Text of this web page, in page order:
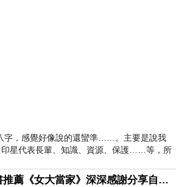
字，感覺好像說的還蠻準……。主要是說我
印星代表長輩、知識、資源、保護……等，所
好書推薦《女大當家》深深感謝分享自己想法震撼讀者的作家，讓我看到不同樣貌的家庭！